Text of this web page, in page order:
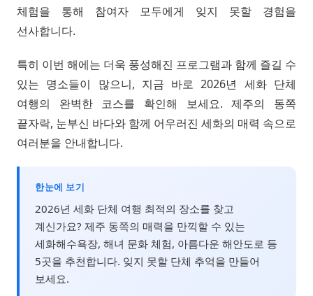
체험을 통해 참여자 모두에게 잊지 못할 경험을
선사합니다.
특히 이번 해에는 더욱 풍성해진 프로그램과 함께 즐길 수
있는 명소들이 많으니, 지금 바로 2026년 세화 단체
여행의 완벽한 코스를 확인해 보세요. 제주의 동쪽
끝자락, 눈부신 바다와 함께 어우러진 세화의 매력 속으로
여러분을 안내합니다.
한눈에 보기
2026년 세화 단체 여행 최적의 장소를 찾고
계신가요? 제주 동쪽의 매력을 만끽할 수 있는
세화해수욕장, 해녀 문화 체험, 아름다운 해안도로 등
5곳을 추천합니다. 잊지 못할 단체 추억을 만들어
보세요.